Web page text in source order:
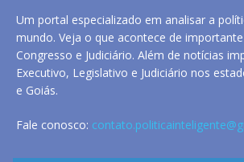
Um portal especializado em analisar a
mundo. Veja o que acontece de
Congresso e Judiciário. Além de notícias
Executivo, Legislativo e Judiciário nos
e Goiás.
Fale conosco: